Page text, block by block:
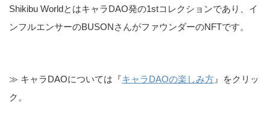
Shikibu WorldとはキャラDAO発の1stコレクションであり、イ
ンフルエンサーのBUSONさんがファウンダーのNFTです。
≫ キャラDAOについては『キャラDAOの楽しみ方 』をクリッ
ク。